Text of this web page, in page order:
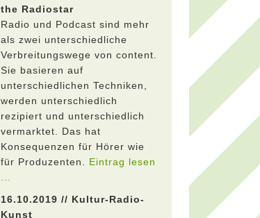
the Radiostar
Radio und Podcast sind mehr
als zwei unterschiedliche
Verbreitungswege von content.
Sie basieren auf
unterschiedlichen Techniken,
werden unterschiedlich
rezipiert und unterschiedlich
vermarktet. Das hat
Konsequenzen für Hörer wie
für Produzenten. Eintrag lesen
16.10.2019 // Kultur-Radio-
Kunst